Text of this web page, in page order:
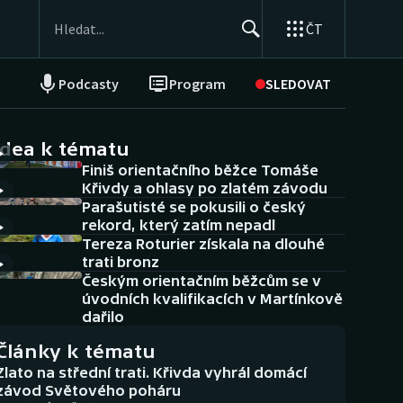
ČT
Podcasty Program SLEDOVAT
NEPŘEHLÉDNĚTE
Historické návraty
Aplikace ČT sport
AZ kvíz
k tématu
Finiš orientačního běžce Tomáše
Křivdy a ohlasy po zlatém závodu
Parašutisté se pokusili o český
rekord, který zatím nepadl
Tereza Roturier získala na dlouhé
trati bronz
Českým orientačním běžcům se v
úvodních kvalifikacích v Martínkově
dařilo
k tématu
na střední trati. Křivda vyhrál domácí
Světového poháru